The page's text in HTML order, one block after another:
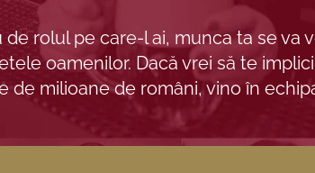
rolul pe care-l ai, munca ta se va
oamenilor. Dacă vrei să te
de milioane de români, vino în